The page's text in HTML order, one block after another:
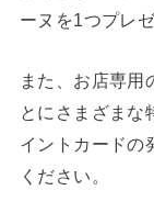
ーヌを1つプレゼ
また、お店専用
とにさまざまな
イントカードの
ください。